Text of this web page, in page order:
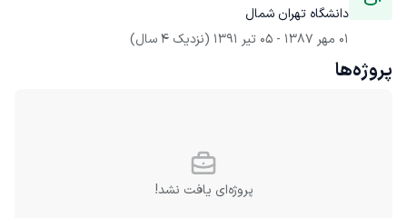
دانشگاه تهران شمال
01 مهر 1387
- 05 تیر 1391 (نزدیک 4 سال)
پروژه‌ها
پروژه‌ای یافت نشد!